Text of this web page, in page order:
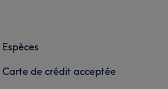
Espèces
Carte de crédit acceptée